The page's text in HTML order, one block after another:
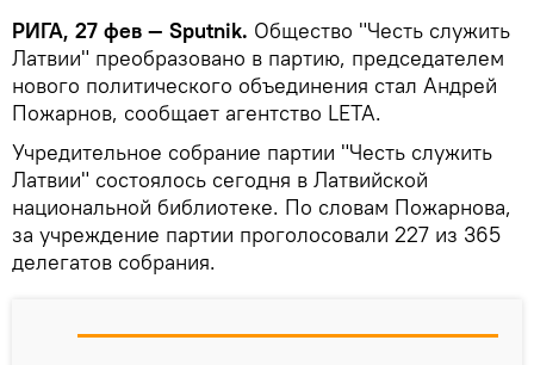
РИГА, 27 фев — Sputnik. Общество "Честь служить
Латвии" преобразовано в партию, председателем
нового политического объединения стал Андрей
Пожарнов, сообщает агентство LETA.
Учредительное собрание партии "Честь служить
Латвии" состоялось сегодня в Латвийской
национальной библиотеке. По словам Пожарнова,
за учреждение партии проголосовали 227 из 365
делегатов собрания.